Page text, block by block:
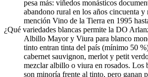
pesa más: viñedos monásticos
abandono rural en los años cincuenta y
mención Vino de la Tierra en 1995
¿Qué variedades blancas permite la DO
Albillo Mayor y Viura para blanco
tinto entran tinta del país (mínimo 50
cabernet sauvignon, merlot y petit
mezclar albillo o viura en rosados. Los
son minoría frente al tinto, pero ganan